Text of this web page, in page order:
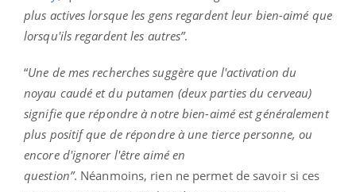
plus actives lorsque les gens regardent leur bien-aimé que
lorsqu'ils regardent les autres”.
“Une de mes recherches suggère que l'activation du
noyau caudé et du putamen (deux parties du cerveau)
signifie que répondre à notre bien-aimé est généralement
plus positif que de répondre à une tierce personne, ou
encore d'ignorer l'être aimé en
question”. Néanmoins, rien ne permet de savoir si ces